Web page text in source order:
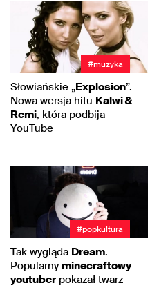
#muzyka
Słowiańskie „Explosion”.
Nowa wersja hitu Kalwi &
Remi, która podbija
YouTube
#popkultura
Tak wygląda Dream.
Popularny minecraftowy
youtuber pokazał twarz